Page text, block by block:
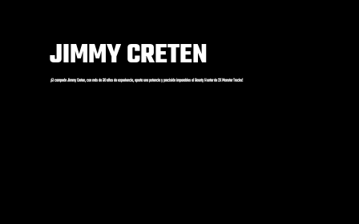
JIMMY CRETEN
¡El campeón Jimmy Creten, con más de 30 años de experiencia, aporta una potencia y precisión imparables al Bounty Hunter de 2X Monster Trucks!